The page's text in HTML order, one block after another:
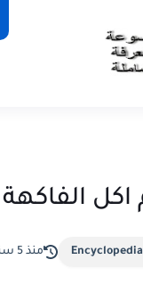
منذ 5 سنة